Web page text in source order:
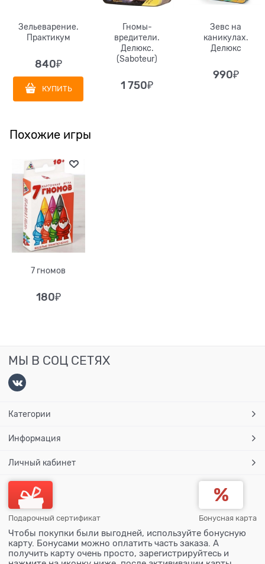
Зельеварение.
Практикум
840₽
КУПИТЬ
Гномы-
вредители.
Делюкс.
(Saboteur)
1 750₽
Зевс на
каникулах.
Делюкс
990₽
Похожие игры
7 гномов
180₽
МЫ В СОЦ СЕТЯХ
Категории
Информация
Личный кабинет
Подарочный сертификат Бонусная карта
Чтобы покупки были выгодней, используйте бонусную
карту. Бонусами можно оплатить часть заказа. А
получить карту очень просто, зарегистрируйтесь и